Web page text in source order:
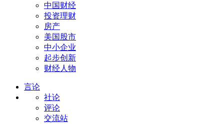
中国财经
投资理财
房产
美国股市
中小企业
起步创新
财经人物
言论
社论
评论
交流站